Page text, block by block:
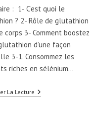
: 1- C’est quoi le
? 2- Rôle de glutathion
corps 3- Comment boostez
d’une façon
3-1. Consommez les
riches en sélénium…
La Lecture